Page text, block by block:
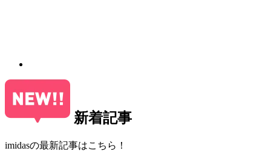
新着記事
imidasの最新記事はこちら！